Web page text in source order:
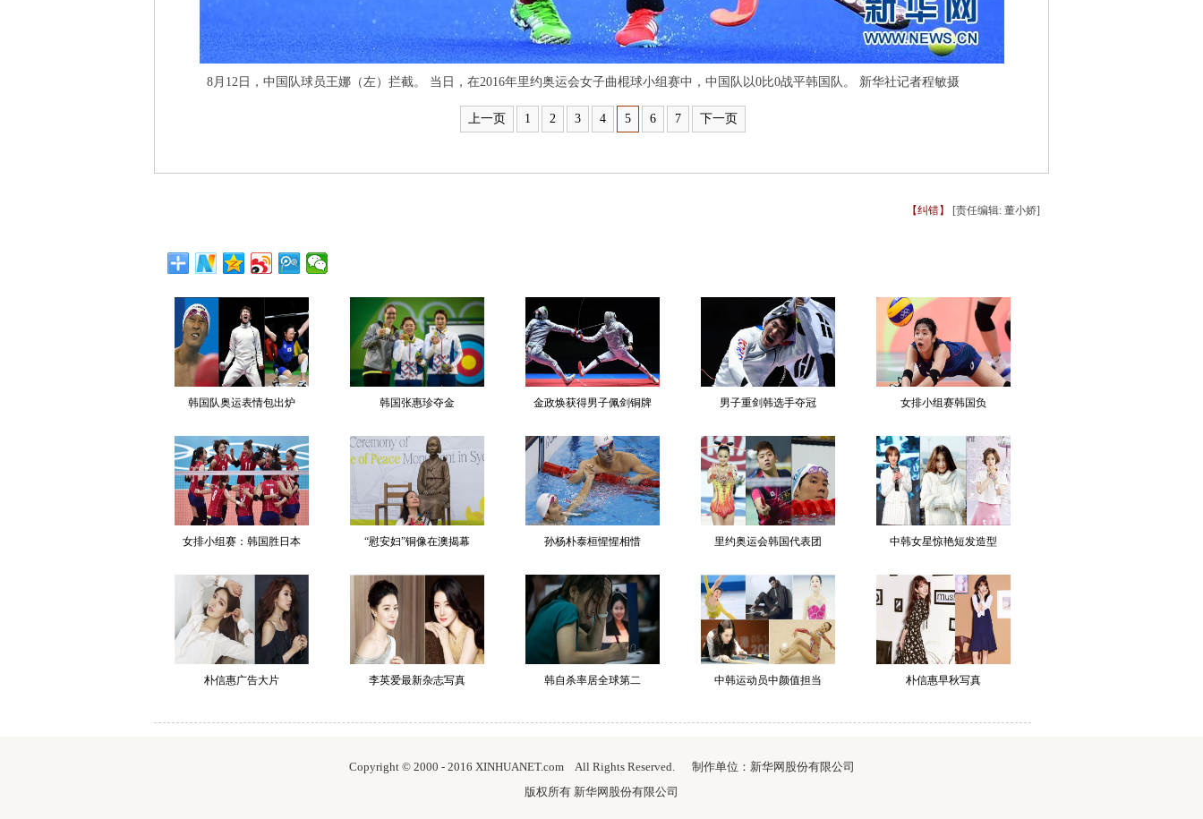
8月12日，中国队球员王娜（左）拦截。 当日，在2016年里约奥运会女子曲棍球小组赛中，中国队以0比0战平韩国队。 新华社记者程敏摄
上一页 1 2 3 4 5 6 7 下一页
【纠错】 [责任编辑: 董小娇]
韩国队奥运表情包出炉 韩国张惠珍夺金 金政焕获得男子佩剑铜牌 男子重剑韩选手夺冠 女排小组赛韩国负
女排小组赛：韩国胜日本 “慰安妇”铜像在澳揭幕 孙杨朴泰桓惺惺相惜 里约奥运会韩国代表团 中韩女星惊艳短发造型
朴信惠广告大片 李英爱最新杂志写真 韩自杀率居全球第二 中韩运动员中颜值担当 朴信惠早秋写真
Copyright © 2000 - 2016 XINHUANET.com All Rights Reserved. 制作单位：新华网股份有限公司
版权所有 新华网股份有限公司